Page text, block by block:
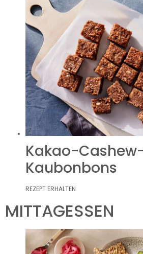
Kakao-
Kaubonbons
REZEPT ERHALTEN
MITTAGESSEN